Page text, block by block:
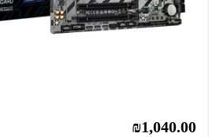
₪1,040.00